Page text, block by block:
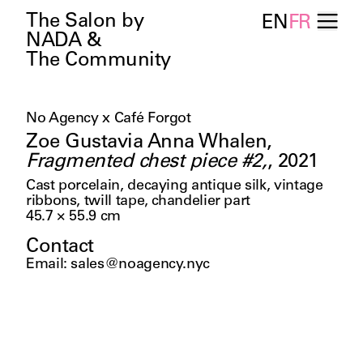
The Salon by
NADA &
The Community
ENFR
No Agency x Café Forgot
Zoe Gustavia Anna Whalen,
Fragmented chest piece #2,, 2021
Cast porcelain, decaying antique silk, vintage
ribbons, twill tape, chandelier part
45.7 × 55.9 cm
Contact
Email:sales@noagency.nyc